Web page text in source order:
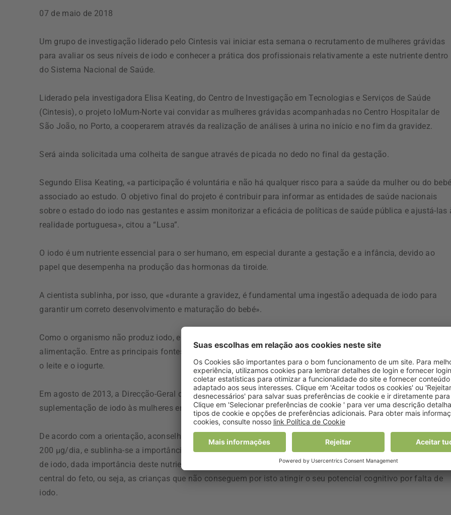
07 de maio de 2018
Um grupo de investigação liderado pelo Cintesis vai iniciar esta semana o recrutamento de mulheres grávidas
para avaliar os seus níveis de iodo e conhecer a prática dos profissionais relativamente a este nutriente dentro
do Sistema Nacional de Saúde.
Liderado pela investigadora Elisa Keating, do Centro de Investigação em Tecnologias e Serviços de Saúde
(Cintesis), o projeto IoMum-Norte vai convidar as mulheres grávidas acompanhadas no Centro Hospitalar de
São João, no Porto, a cooperarem através da realização de análises à urina no início e no fim da gravidez.
Será ainda solicitada uma colheita de sangue através de picada no dedo no final da gestação.
Segundo Elisa Keating, «a participação é voluntária e não há qualquer risco para a saúde da mulher ou do
associado ao estudo. O objetivo final do projeto é contribuir para informar as entidades de saúde nacionais
sobre o estado do iodo nas gestantes e assim monitorizar a eficácia de políticas de saúde pública e ajustá-las
realidade portuguesa», citou a “Lusa”.
O iodo é um nutriente essencial para o ser humano, em especial durante a gestação e a infância, devido ao
papel que desempenha na produção das hormonas da tiroide.
A cientista sublinha, por isso, que «durante a gravidez, é fundamental uma ingestão adequada de iodo para
garantir um correto desenvolvimento e maturação do bebé».
Como o organismo não produz iodo, ele tem de ser obtido através de fontes externas, nomeadamente da
alimentação. Entre as principais fontes alimentares de iodo estão, por exemplo, o marisco, a sardinha, o
o leite e o iogurte.
Em agosto de 2013, a Direcção-Geral da Saúde (DGS) publicou uma orientação técnica na qual recomenda a
suplementação de iodo às mulheres em preconceção, grávidas e em amamentação exclusiva.
De acordo com a orientação, aconselha-se a uma prescrição médica de iodeto de potássio, na dosagem de
200 µg/dia, e sublinha-se a importância para educação alimentar de forma a incluir na dieta da grávida fontes
de iodo, dada importância deste nutriente no processo de desenvolvimento e maturação do sistema nervoso
central do feto, ou seja, as crianças que não conseguem por isto atingir o seu potencial cognitivo por falta de
iodo.